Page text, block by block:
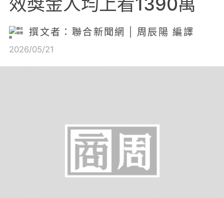
撰文者：聯合新聞網 | 周辰陽 編譯
2026/05/21